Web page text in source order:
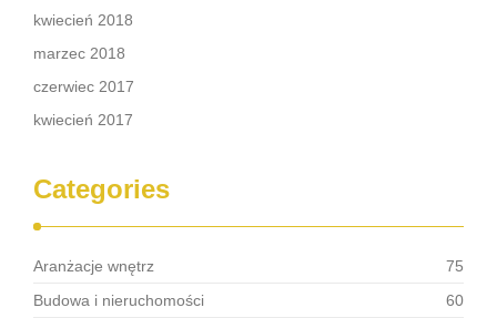
kwiecień 2018
marzec 2018
czerwiec 2017
kwiecień 2017
Categories
Aranżacje wnętrz
75
Budowa i nieruchomości
60